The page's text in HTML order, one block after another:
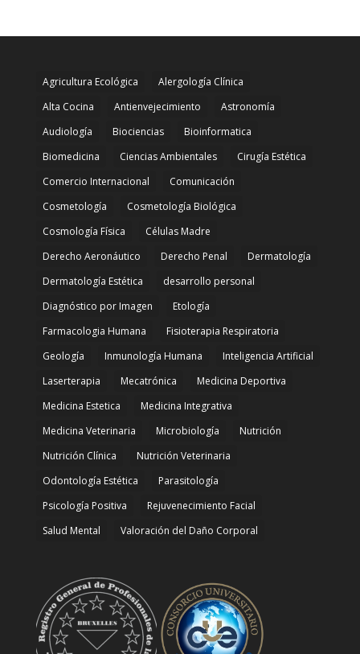
Agricultura Ecológica
Alergología Clínica
Alta Cocina
Antienvejecimiento
Astronomía
Audiología
Biociencias
Bioinformatica
Biomedicina
Ciencias Ambientales
Cirugía Estética
Comercio Internacional
Comunicación
Cosmetología
Cosmetología Biológica
Cosmología Física
Células Madre
Derecho Aeronáutico
Derecho Penal
Dermatología
Dermatología Estética
desarrollo personal
Diagnóstico por Imagen
Etología
Farmacologia Humana
Fisioterapia Respiratoria
Geología
Inmunología Humana
Inteligencia Artificial
Laserterapia
Mecatrónica
Medicina Deportiva
Medicina Estetica
Medicina Integrativa
Medicina Veterinaria
Microbiología
Nutrición
Nutrición Clínica
Nutrición Veterinaria
Odontología Estética
Parasitología
Psicología Positiva
Rejuvenecimiento Facial
Salud Mental
Valoración del Daño Corporal